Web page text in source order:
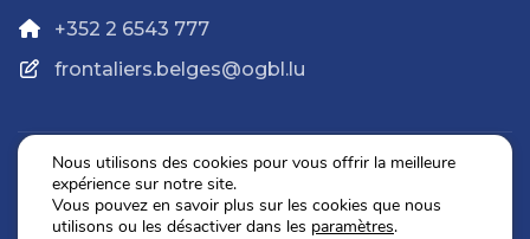
+352 2 6543 777
frontaliers.belges@ogbl.lu
Politique de confidentialité
Mentions légales
Nous utilisons des cookies pour vous offrir la meilleure
expérience sur notre site.
Vous pouvez en savoir plus sur les cookies que nous
utilisons ou les désactiver dans les paramètres.